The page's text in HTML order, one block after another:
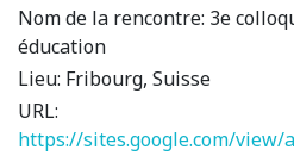
Nom de la rencontre: 3e
éducation
Lieu: Fribourg, Suisse
URL:
https://sites.google.com/